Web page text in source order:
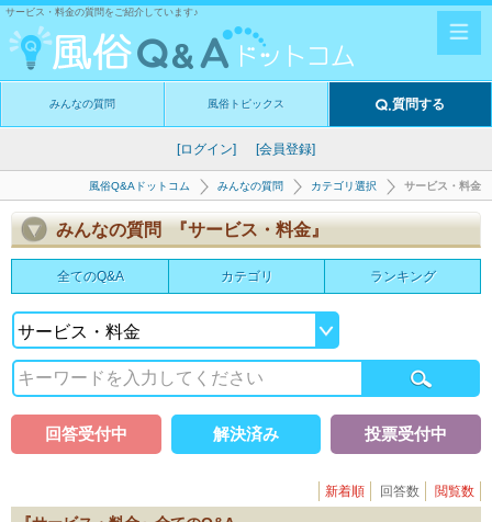
サービス・料金の質問をご紹介しています♪
みんなの質問 風俗トピックス 質問する
[ログイン] [会員登録]
風俗Q&Aドットコム みんなの質問 カテゴリ選択 サービス・料金
みんなの質問 『サービス・料金』
全てのQ&A カテゴリ ランキング
回答受付中 解決済み 投票受付中
新着順 回答数 閲覧数